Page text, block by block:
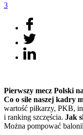
3
Pierwszy mecz Polski
Co o sile naszej kadry
wartość piłkarzy, PKB,
i ranking szczęścia. Jak
Można pompować